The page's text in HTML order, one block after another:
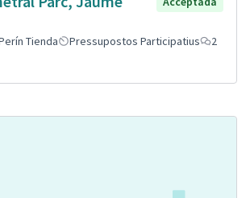
Tienda Pressupostos Participatius
2